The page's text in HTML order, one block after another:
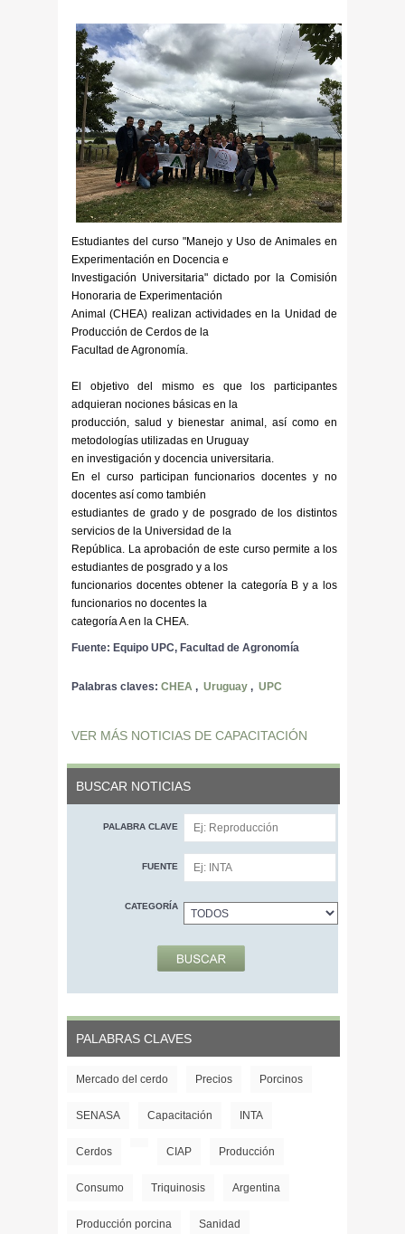
Estudiantes del curso "Manejo y Uso de Animales en
Experimentación en Docencia e
Investigación Universitaria" dictado por la Comisión
Honoraria de Experimentación
Animal (CHEA) realizan actividades en la Unidad de
Producción de Cerdos de la
Facultad de Agronomía.
El objetivo del mismo es que los participantes
adquieran nociones básicas en la
producción, salud y bienestar animal, así como en
metodologías utilizadas en Uruguay
en investigación y docencia universitaria.
En el curso participan funcionarios docentes y no
docentes así como también
estudiantes de grado y de posgrado de los distintos
servicios de la Universidad de la
República. La aprobación de este curso permite a los
estudiantes de posgrado y a los
funcionarios docentes obtener la categoría B y a los
funcionarios no docentes la
categoría A en la CHEA.
Fuente: Equipo UPC, Facultad de Agronomía
Palabras claves: CHEA , Uruguay , UPC
VER MÁS NOTICIAS DE CAPACITACIÓN
BUSCAR NOTICIAS
PALABRA CLAVE
FUENTE
CATEGORÍA
PALABRAS CLAVES
Mercado del cerdo Precios Porcinos
SENASA Capacitación INTA
Cerdos CIAP Producción
Consumo Triquinosis Argentina
Producción porcina Sanidad